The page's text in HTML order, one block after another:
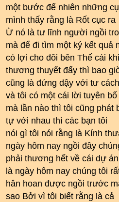
một bước để nhiên những
mình thấy rằng là Rốt cục ra
Ừ nó là tư lĩnh người ngồi
mà để đi tìm một ký kết quả
có lợi cho đôi bên Thế cái
thương thuyết đấy thì bao
cũng là đứng dậy với tư
và tôi có một cái lời tuyên bố
mà lần nào thì tôi cũng phát
tự với nhau thì các bạn tôi
nói gì tôi nói rằng là Kính
ngày hôm nay ngồi đây
phải thương hết về cái dự
là ngày hôm nay chúng tôi
hân hoan được ngồi trước
sao Bởi vì tôi biết rằng là cả